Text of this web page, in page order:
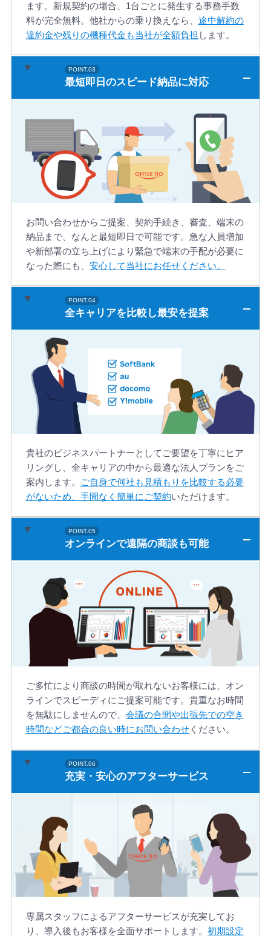
ます。新規契約の場合、1台ごとに発生する事務手数
料が完全無料。他社からの乗り換えなら、 途中解約の
違約金や残りの機種代金も当社が全額負担 します。
最短即日のスピード納品に対応
お問い合わせからご提案、契約手続き、審査、端末の
納品まで、なんと最短即日で可能です。急な人員増加
や新部署の立ち上げにより緊急で端末の手配が必要に
なった際にも、 安心して当社にお任せください。
全キャリアを比較し最安を提案
貴社のビジネスパートナーとしてご要望を丁寧にヒア
リングし、全キャリアの中から最適な法人プランをご
案内します。
ご自身で何社も見積もりを比較する必要
がないため、手間なく簡単にご契約いただけます。
オンラインで遠隔の商談も可能
ご多忙により商談の時間が取れないお客様には、オン
ラインでスピーディにご提案可能です。貴重なお時間
を無駄にしませんので、 会議の合間や出張先での空き
時間などご都合の良い時にお問い合わせください。
充実・安心のアフターサービス
専属スタッフによるアフターサービスが充実してお
り、導入後もお客様を全面サポートします。 初期設定